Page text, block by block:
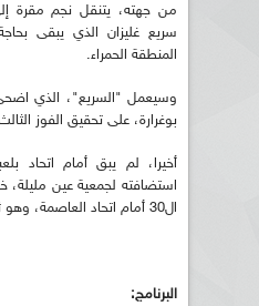
من جهته، يتنقل نجم مقرة
سريع غليزان الذي يبقى
المنطقة الحمراء.
وسيعمل "السريع"، الذي
بوغرارة، على تحقيق الفوز الثالث
أخيرا، لم يبق أمام اتحاد
استضافته لجمعية عين مليلة،
ال30 أمام اتحاد العاصمة، وهو ثالث انهزام على التوالي.
البرنامج: